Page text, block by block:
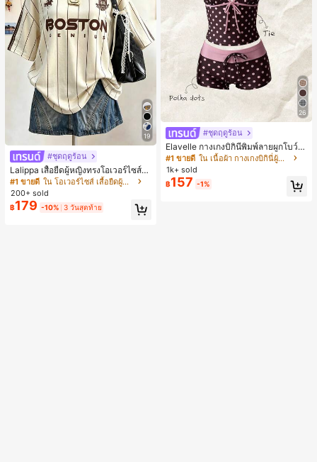
19
#ชุดฤดูร้อน
Lalippa เสื้อยืดผู้หญิงทรงโอเวอร์ไซส์ค
วามยาวกลาง คอกลม ไหล่ตก ลายพิมพ์
ตัวอักษรและลายทางแนวตั้ง สไตล์แฟชั่
นมินิมอล ของขวัญให้เพื่อน
#1 ขายดี
ใน โอเวอร์ไซส์ เสื้อยืดผู้หญิง
200+ sold
฿179 -10% 3 วันสุดท้าย
26
#ชุดฤดูร้อน
Elavelle กางเกงบิกินี่พิมพ์ลายผูกโบว์เอ
วสูงสำหรับผู้หญิง, ฤดูใบไม้ผลิ/ฤดูร้อน
#1 ขายดี
ใน เนื้อผ้า กางเกงบิกินี่ผู้หญิง
1k+ sold
฿157 -1%